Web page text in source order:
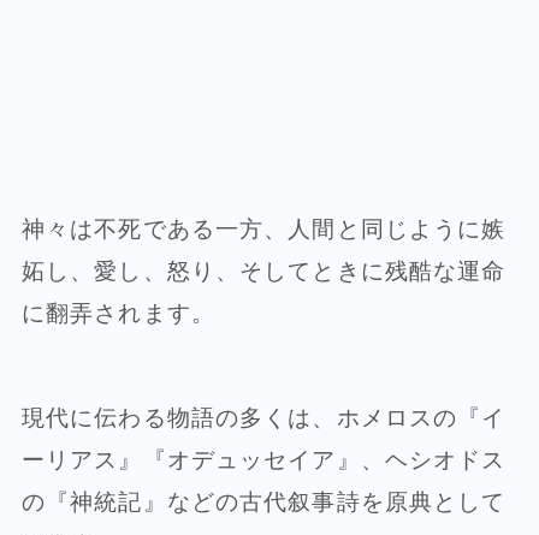
神々は不死である一方、人間と同じように嫉
妬し、愛し、怒り、そしてときに残酷な運命
に翻弄されます。
現代に伝わる物語の多くは、ホメロスの『イ
ーリアス』『オデュッセイア』、ヘシオドス
の『神統記』などの古代叙事詩を原典として